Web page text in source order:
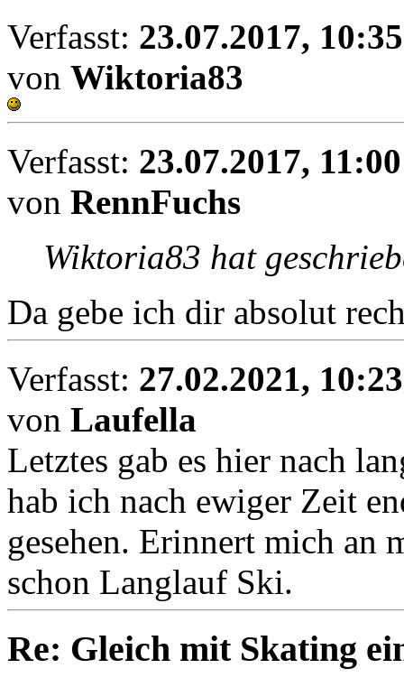
Verfasst: 23.07.2017, 10:35
von Wiktoria83
Verfasst: 23.07.2017, 11:00
von RennFuchs
Wiktoria83 hat
Da gebe ich dir absolut
Verfasst: 27.02.2021, 10:23
von Laufella
Letztes gab es hier nach
hab ich nach ewiger Zeit
gesehen. Erinnert mich an
schon Langlauf Ski.
Re: Gleich mit Skating